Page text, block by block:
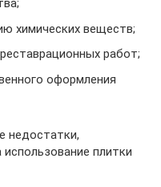
химических веществ;
работ;
оформления
недостатки,
плитки